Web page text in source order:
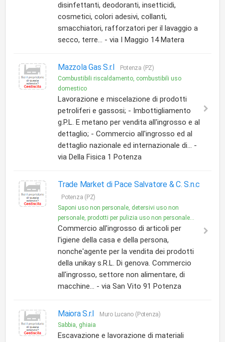
disinfettanti, deodoranti, insetticidi,
cosmetici, colori adesivi, collanti,
smacchiatori, rafforzatori per il lavaggio a
secco, terre... - via I Maggio 14 Matera
Mazzola Gas S.r.l
Potenza (PZ)
Combustibili riscaldamento, combustibili uso
domestico
Lavorazione e miscelazione di prodotti
petroliferi e gassosi; - Imbottigliamento
g.P.L. E metano per vendita all'ingrosso e al
dettaglio; - Commercio all'ingrosso ed al
dettaglio nazionale ed internazionale di... -
via Della Fisica 1 Potenza
Trade Market di Pace Salvatore & C. S.n.c
Potenza (PZ)
Saponi uso non personale, detersivi uso non
personale, prodotti per pulizia uso non personale...
Commercio all'ingrosso di articoli per
l'igiene della casa e della persona,
nonche'agente per la vendita dei prodotti
della unikay s.R.L. Di genova. Commercio
all'ingrosso, settore non alimentare, di
macchine... - via San Vito 91 Potenza
Maiora S.r.l
Muro Lucano (Potenza)
Sabbia, ghiaia
Escavazione e lavorazione di materiali